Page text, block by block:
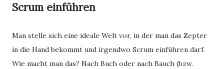
Scrum einführen
Man stelle sich eine ideale Welt vor, in der man das Zepter
in die Hand bekommt und irgendwo Scrum einführen darf.
Wie macht man das? Nach Buch oder nach Bauch (bzw.